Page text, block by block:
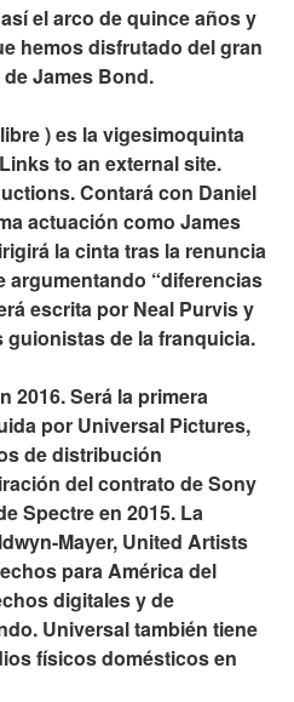
el arco de quince años y
hemos disfrutado del gran
James Bond.
) es la vigesimoquinta
to an external site.
Contará con Daniel
actuación como James
la cinta tras la renuncia
argumentando “diferencias
escrita por Neal Purvis y
guionistas de la franquicia.
2016. Será la primera
por Universal Pictures,
de distribución
del contrato de Sony
Spectre en 2015. La
Mayer, United Artists
para América del
digitales y de
Universal también tiene
físicos domésticos en